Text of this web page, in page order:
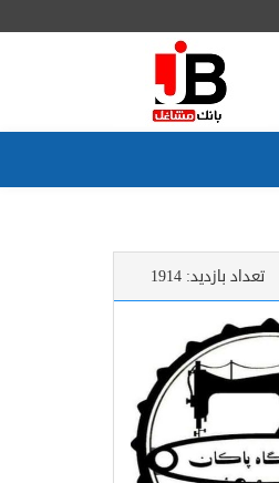
تعداد بازدید: 1914